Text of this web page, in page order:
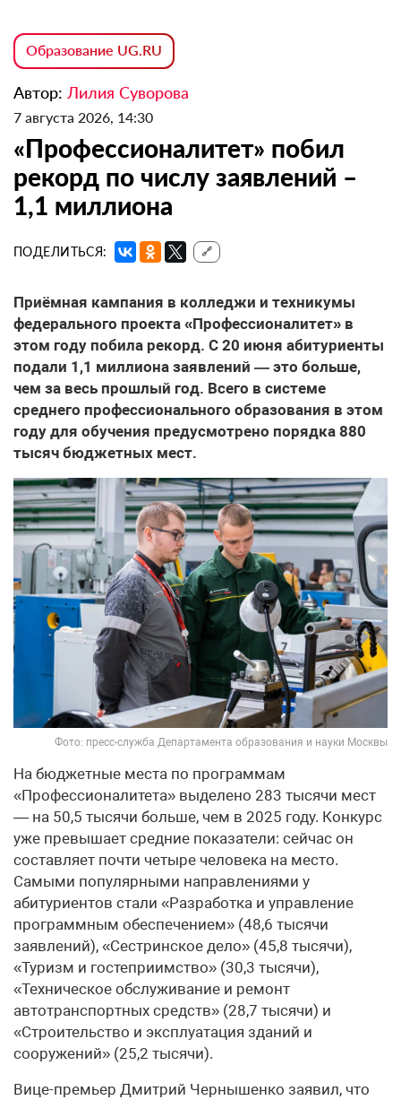
Образование UG.RU
Автор: Лилия Суворова
7 августа 2026, 14:30
«Профессионалитет» побил
рекорд по числу заявлений –
1,1 миллиона
ПОДЕЛИТЬСЯ: 🔗
Приёмная кампания в колледжи и техникумы
федерального проекта «Профессионалитет» в
этом году побила рекорд. С 20 июня абитуриенты
подали 1,1 миллиона заявлений — это больше,
чем за весь прошлый год. Всего в системе
среднего профессионального образования в этом
году для обучения предусмотрено порядка 880
тысяч бюджетных мест.
Фото: пресс-служба Департамента образования и науки Москвы
На бюджетные места по программам
«Профессионалитета» выделено 283 тысячи мест
— на 50,5 тысячи больше, чем в 2025 году. Конкурс
уже превышает средние показатели: сейчас он
составляет почти четыре человека на место.
Самыми популярными направлениями у
абитуриентов стали «Разработка и управление
программным обеспечением» (48,6 тысячи
заявлений), «Сестринское дело» (45,8 тысячи),
«Туризм и гостеприимство» (30,3 тысячи),
«Техническое обслуживание и ремонт
автотранспортных средств» (28,7 тысячи) и
«Строительство и эксплуатация зданий и
сооружений» (25,2 тысячи).
Вице-премьер Дмитрий Чернышенко заявил, что